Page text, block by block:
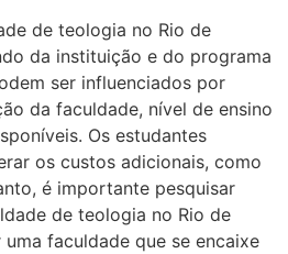
de teologia no Rio de
da instituição e do programa
ser influenciados por
da faculdade, nível de ensino
Os estudantes
os custos adicionais, como
é importante pesquisar
de teologia no Rio de
faculdade que se encaixe